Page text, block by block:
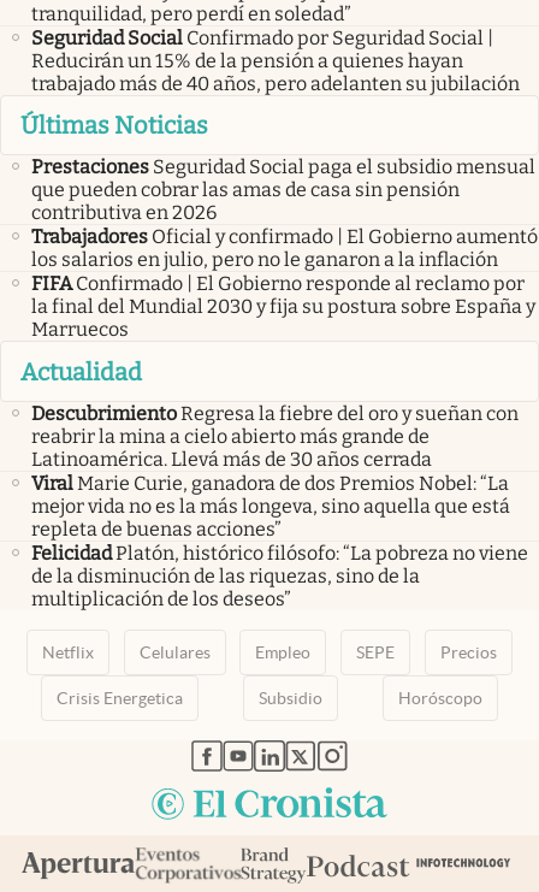
tranquilidad, pero perdí en soledad”
Seguridad Social Confirmado por Seguridad Social |
Reducirán un 15% de la pensión a quienes hayan
trabajado más de 40 años, pero adelanten su jubilación
Últimas Noticias
Prestaciones Seguridad Social paga el subsidio mensual
que pueden cobrar las amas de casa sin pensión
contributiva en 2026
Trabajadores Oficial y confirmado | El Gobierno aumentó
los salarios en julio, pero no le ganaron a la inflación
FIFA Confirmado | El Gobierno responde al reclamo por
la final del Mundial 2030 y fija su postura sobre España y
Marruecos
Actualidad
DescubrimientoRegresa la fiebre del oro y sueñan con
reabrir la mina a cielo abierto más grande de
Latinoamérica. Llevá más de 30 años cerrada
ViralMarie Curie, ganadora de dos Premios Nobel: “La
mejor vida no es la más longeva, sino aquella que está
repleta de buenas acciones”
FelicidadPlatón, histórico filósofo: “La pobreza no viene
de la disminución de las riquezas, sino de la
multiplicación de los deseos”
Netflix Celulares Empleo SEPE Precios
Crisis Energetica Subsidio Horóscopo
abre en nueva pestaña
abre en nueva pestaña
abre en nueva pestaña
abre en nueva pestaña
abre en nueva pestaña